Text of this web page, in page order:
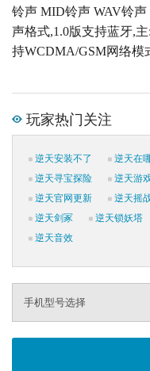
铃声 MID铃声 WAV铃
声格式,1.0版支持蓝牙,
持WCDMA/GSM网络模
玩家热门关注
逆天安装不了 逆天在
逆天寻宝探险
逆天游
逆天官网更新
逆天摇
逆天剑冢
逆天锁妖塔
逆天音效
手机型号选择